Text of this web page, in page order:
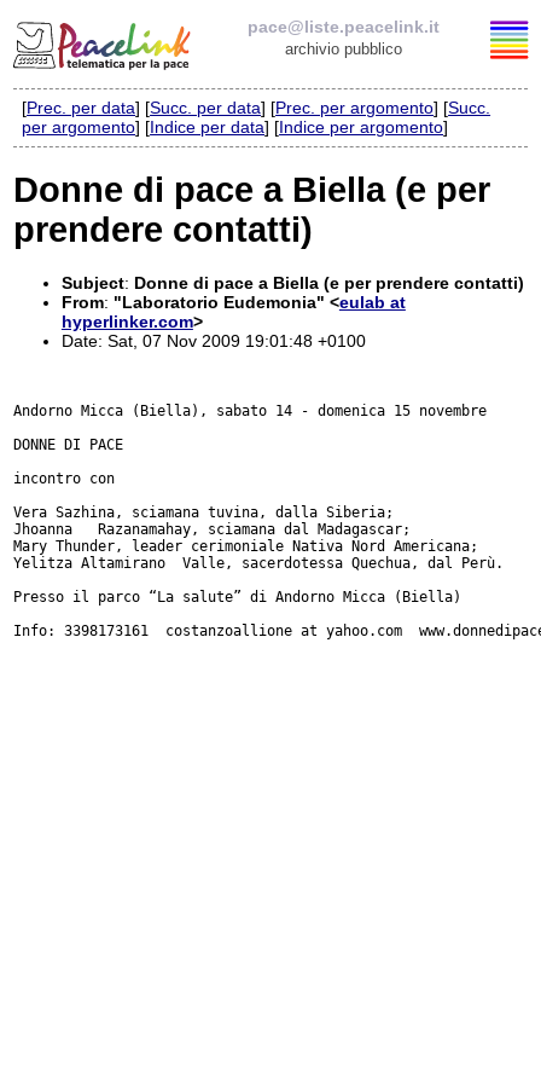
pace@liste.peacelink.it
archivio pubblico
Elenco delle liste
Iscrizione / Cancellazione
Policy delle liste di PeaceLink
Informativa sulla privacy
[Prec. per data] [Succ. per data] [Prec. per argomento] [Succ.
per argomento] [Indice per data] [Indice per argomento]
Donne di pace a Biella (e per
prendere contatti)
Subject: Donne di pace a Biella (e per prendere contatti)
From: "Laboratorio Eudemonia" <eulab at
hyperlinker.com>
Date: Sat, 07 Nov 2009 19:01:48 +0100
Andorno Micca (Biella), sabato 14 - domenica 15 novembre
DONNE DI PACE
incontro con
Vera Sazhina, sciamana tuvina, dalla Siberia;
Jhoanna   Razanamahay, sciamana dal Madagascar;
Mary Thunder, leader cerimoniale Nativa Nord Americana;
Yelitza Altamirano  Valle, sacerdotessa Quechua, dal Perù.
Presso il parco “La salute” di Andorno Micca (Biella)
Info: 3398173161  costanzoallione at yahoo.com